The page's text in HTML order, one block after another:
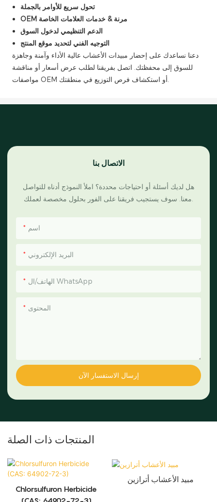
تحول سريع للأوامر بالجملة
OEM مرنة & خدمات العلامات الخاصة
الدعم التنظيمي لدخول السوق
التوجيه الفني لتحديد موقع المنتج
دعنا نساعدك على إحضار مبيدات الأعشاب عالية الأداء وآمنة وجاهزة
للسوق إلى محفظتك. اتصل بفريقنا لطلب عرض أسعار أو مناقشة
مواصفات OEM أو استكشاف فرص التوزيع في منطقتك.
الاتصال بنا
هل لديك أسئلة أو احتياجات محددة؟ املأ النموذج أدناه للتواصل
معنا. سوف يستجيب فريقنا على الفور بحلول مخصصة لعملك.
اسم
البريد الإلكتروني
الهاتف/ال WhatsApp
المحتوى
إرسال الاستفسار الآن
المنتجات ذات الصلة
Chlorsulfuron Herbicide
مبيد الأعشاب أترازين